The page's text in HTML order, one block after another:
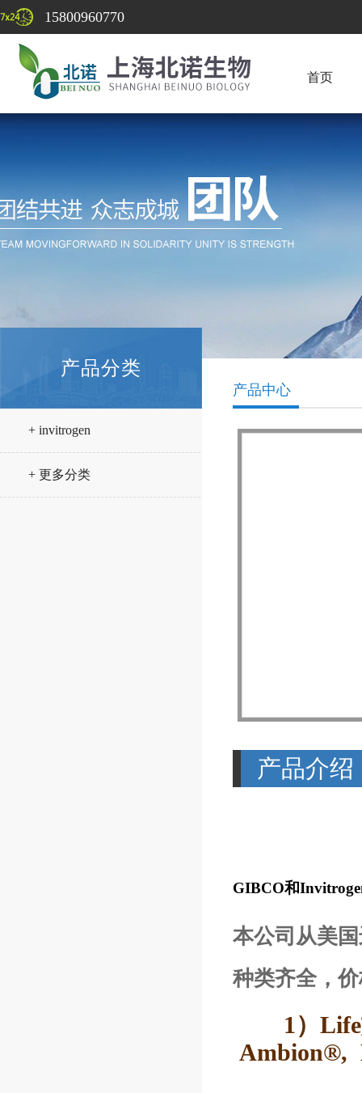
15800960770
首页
产品分类
+ invitrogen
+ 更多分类
产品中心
产品介绍
GIBCO和
本公司从美
种类齐全，
1）Life
Ambion®,